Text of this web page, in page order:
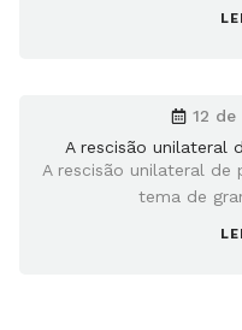
12
A rescisão unilateral
A rescisão unilateral de
tema de